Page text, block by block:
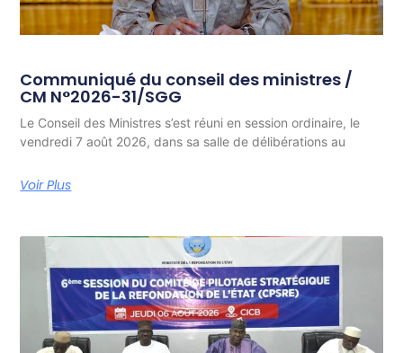
Communiqué du conseil des ministres /
CM N°2026-31/SGG
Le Conseil des Ministres s’est réuni en session ordinaire, le
vendredi 7 août 2026, dans sa salle de délibérations au
Voir Plus